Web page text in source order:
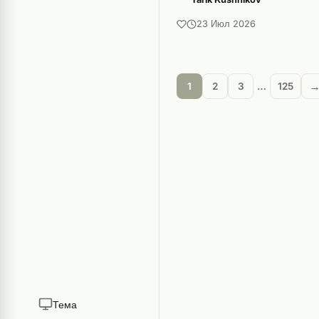
Тема
23 Июл 2026
1 2 3 … 125